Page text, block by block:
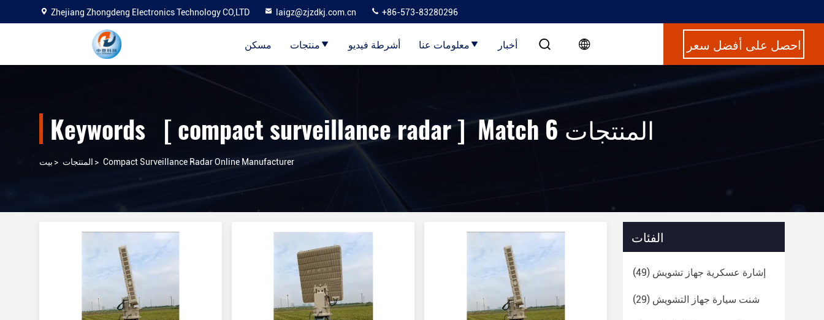
Zhejiang Zhongdeng Electronics Technology CO,LTD laigz@zjzdkj.com.cn +86-573-83280296
مسكن منتجات أشرطة فيديو معلومات عنا أخبار احصل على أفضل سعر
Keywords [ compact surveillance radar ] Match 6 المنتجات
بيت > المنتجات > Compact Surveillance Radar Online Manufacturer
الفئات
إشارة عسكرية جهاز تشويش (49)
شنت سيارة جهاز التشويش (29)